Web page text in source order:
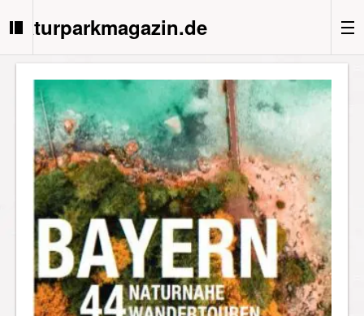
Naturparkmagazin.de